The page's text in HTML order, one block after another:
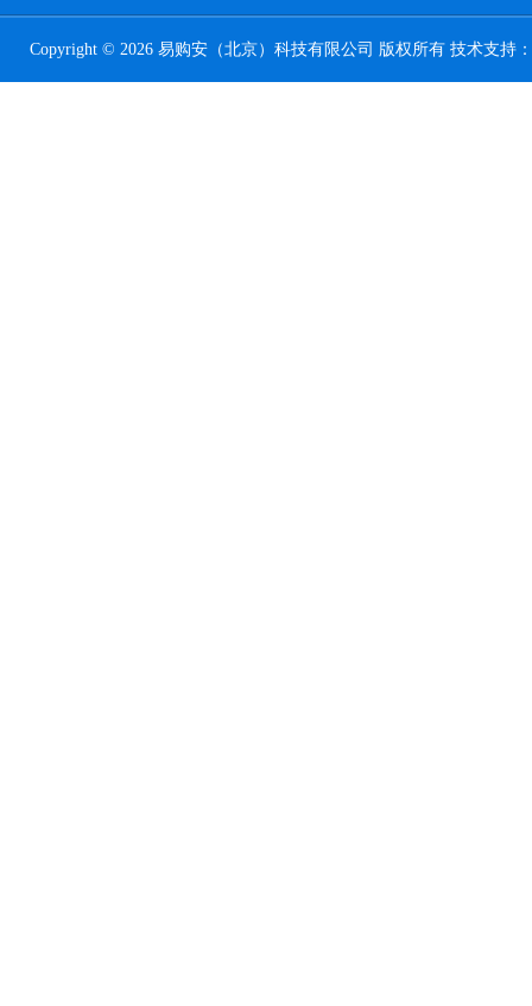
Copyright © 2026 易购安（北京）科技有限公司 版权所有 技术支持：